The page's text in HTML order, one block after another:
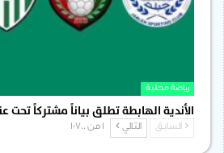
رياضة محلية
الأندية الهابطة تطلق بياناً مشتركاً تحت
السابق التالي